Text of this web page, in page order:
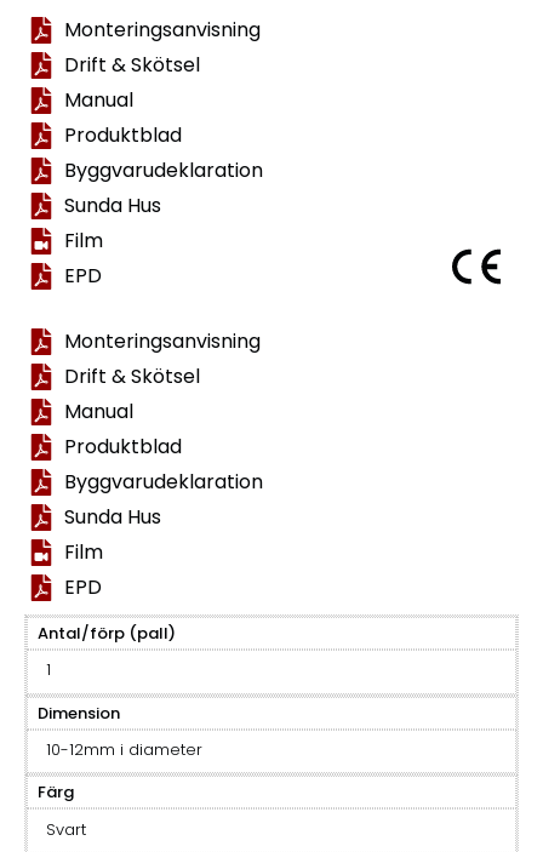
Monteringsanvisning
Drift & Skötsel
Manual
Produktblad
Byggvarudeklaration
Sunda Hus
Film
EPD
Monteringsanvisning
Drift & Skötsel
Manual
Produktblad
Byggvarudeklaration
Sunda Hus
Film
EPD
Antal/förp (pall)
1
Dimension
10-12mm i diameter
Färg
Svart